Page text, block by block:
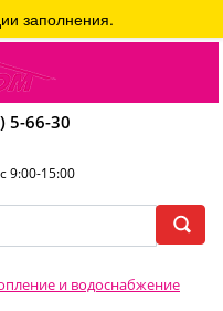
5-66-30
9:00-15:00
и водоснабжение
заполнения.